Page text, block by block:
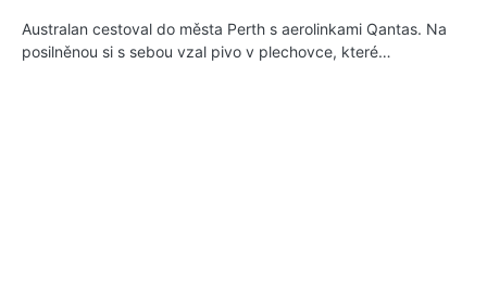
Australan cestoval do města Perth s aerolinkami Qantas. Na
posilněnou si s sebou vzal pivo v plechovce, které…